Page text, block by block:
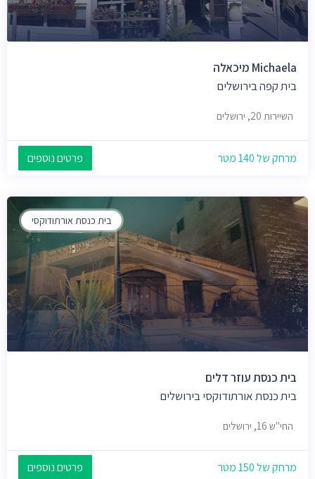
Michaela מיכאלה
בית קפה בירושלים
השיירות 20, ירושלים
מרחק של 140 מטר פרטים נוספים
בית כנסת אורתודוקסי
בית כנסת עוזר דלים
בית כנסת אורתודוקסי בירושלים
החי"ש 16, ירושלים
מרחק של 150 מטר פרטים נוספים